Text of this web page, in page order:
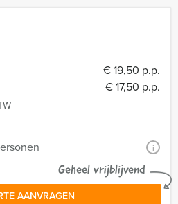
€ 19,50 p.p.
€ 17,50 p.p.
i
Geheel vrijblijvend
AANVRAGEN